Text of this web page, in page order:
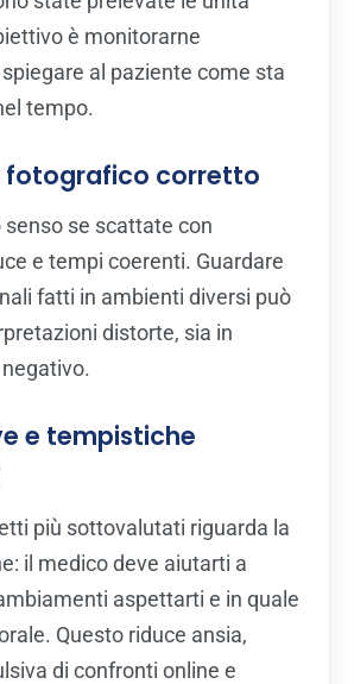
è monitorarne
spiegare al paziente come sta
tempo.
fotografico corretto
se scattate con
e tempi coerenti. Guardare
fatti in ambienti diversi può
distorte, sia in
e tempistiche
più sottovalutati riguarda la
il medico deve aiutarti a
aspettarti e in quale
Questo riduce ansia,
di confronti online e